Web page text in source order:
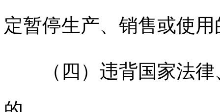
定暂停生产、销售或使用
（四）违背国家法